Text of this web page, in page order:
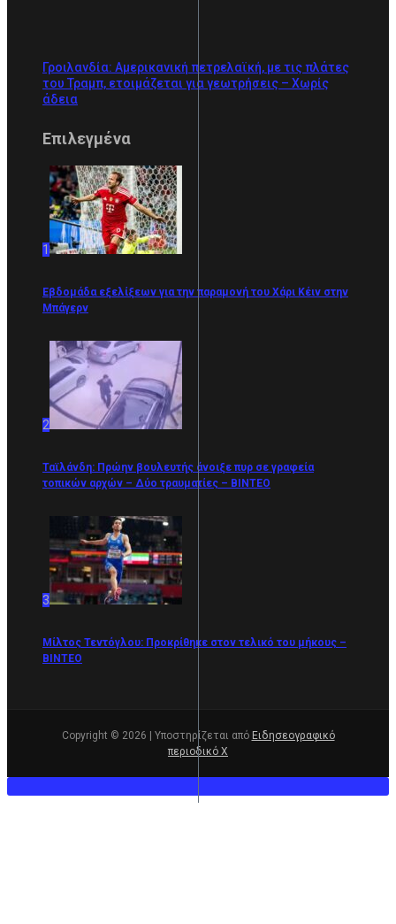
Γροιλανδία: Αμερικανική πετρελαϊκή, με τις πλάτες
του Τραμπ, ετοιμάζεται για γεωτρήσεις – Χωρίς
άδεια
Επιλεγμένα
1
Εβδομάδα εξελίξεων για την παραμονή του Χάρι Κέιν στην
Μπάγερν
2
Ταϊλάνδη: Πρώην βουλευτής άνοιξε πυρ σε γραφεία
τοπικών αρχών – Δύο τραυματίες – ΒΙΝΤΕΟ
3
Μίλτος Τεντόγλου: Προκρίθηκε στον τελικό του μήκους –
ΒΙΝΤΕΟ
Copyright © 2026 | Υποστηρίζεται από Ειδησεογραφικό
περιοδικό Χ